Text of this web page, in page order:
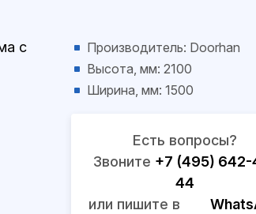
Производитель: Doorhan
Высота, мм: 2100
Ширина, мм: 1500
Есть вопросы?
Звоните +7 (495) 642-
44
или пишите в